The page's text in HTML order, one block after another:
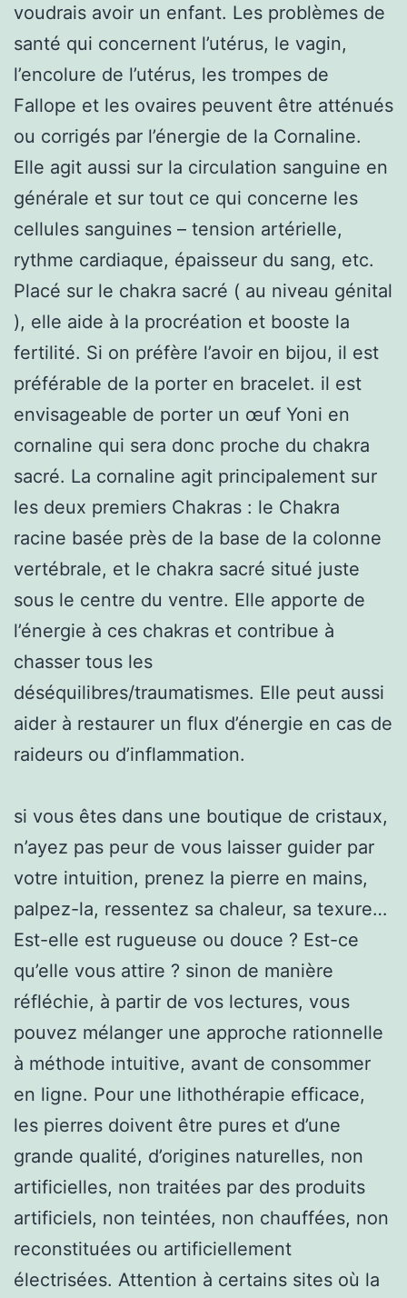
voudrais avoir un enfant. Les problèmes de
santé qui concernent l’utérus, le vagin,
l’encolure de l’utérus, les trompes de
Fallope et les ovaires peuvent être atténués
ou corrigés par l’énergie de la Cornaline.
Elle agit aussi sur la circulation sanguine en
générale et sur tout ce qui concerne les
cellules sanguines – tension artérielle,
rythme cardiaque, épaisseur du sang, etc.
Placé sur le chakra sacré ( au niveau génital
), elle aide à la procréation et booste la
fertilité. Si on préfère l’avoir en bijou, il est
préférable de la porter en bracelet. il est
envisageable de porter un œuf Yoni en
cornaline qui sera donc proche du chakra
sacré. La cornaline agit principalement sur
les deux premiers Chakras : le Chakra
racine basée près de la base de la colonne
vertébrale, et le chakra sacré situé juste
sous le centre du ventre. Elle apporte de
l’énergie à ces chakras et contribue à
chasser tous les
déséquilibres/traumatismes. Elle peut aussi
aider à restaurer un flux d’énergie en cas de
raideurs ou d’inflammation.
si vous êtes dans une boutique de cristaux,
n’ayez pas peur de vous laisser guider par
votre intuition, prenez la pierre en mains,
palpez-la, ressentez sa chaleur, sa texure…
Est-elle est rugueuse ou douce ? Est-ce
qu’elle vous attire ? sinon de manière
réfléchie, à partir de vos lectures, vous
pouvez mélanger une approche rationnelle
à méthode intuitive, avant de consommer
en ligne. Pour une lithothérapie efficace,
les pierres doivent être pures et d’une
grande qualité, d’origines naturelles, non
artificielles, non traitées par des produits
artificiels, non teintées, non chauffées, non
reconstituées ou artificiellement
électrisées. Attention à certains sites où la